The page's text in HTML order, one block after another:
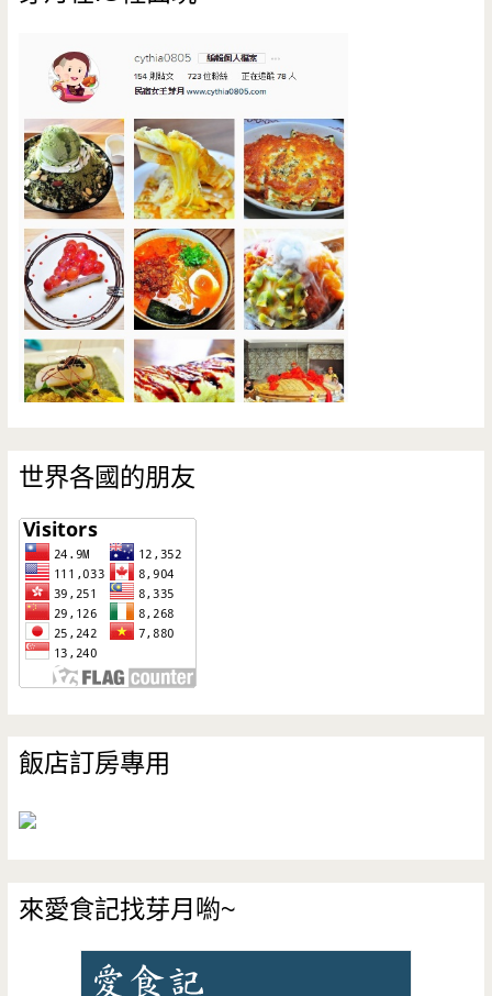
世界各國的朋友
飯店訂房專用
來愛食記找芽月喲~